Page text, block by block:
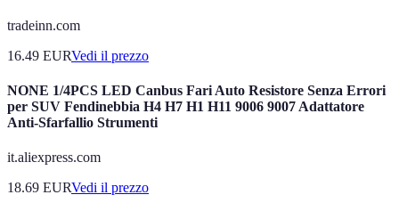
tradeinn.com
16.49 EURVedi il prezzo
NONE 1/4PCS LED Canbus Fari Auto Resistore Senza Errori
per SUV Fendinebbia H4 H7 H1 H11 9006 9007 Adattatore
Anti-Sfarfallio Strumenti
it.aliexpress.com
18.69 EURVedi il prezzo